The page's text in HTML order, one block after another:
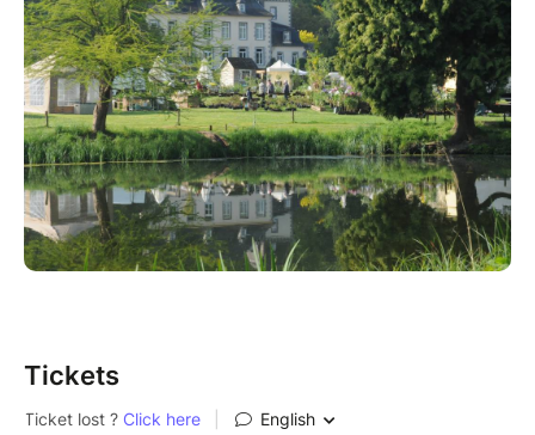
d'autres surprises...pour petits et grands!
Tarif en ligne : 12€
Tarif sur place : 14€
Enfants -12ans : Gratuit
Bloquez dès à présent votre agenda!
Tickets